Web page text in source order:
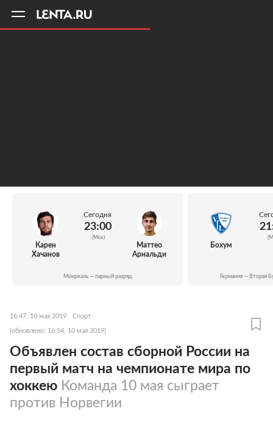
Карен
Хачанов
Сегодня
23:00
(Мск)
Маттео
Арнальди
Монреаль — парный разряд
Бохум
Германия — Вторая
16:47, 10 мая 2019 Спорт
(обновлено: 16:54, 10 мая 2019)
Объявлен состав сборной России на
первый матч на чемпионате мира по
хоккею Команда 10 мая сыграет
против Норвегии